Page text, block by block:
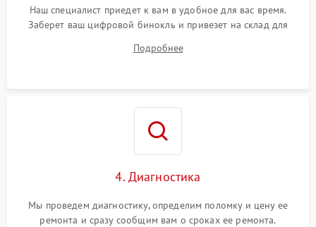
Наш специалист приедет к вам в удобное для вас время.
Заберет ваш цифровой бинокль и привезет на склад для
Подробнее
4. Диагностика
Мы проведем диагностику, определим поломку и цену ее
ремонта и сразу сообщим вам о сроках ее ремонта.